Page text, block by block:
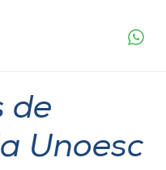
de
Unoesc